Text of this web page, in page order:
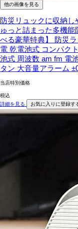
他の画像を見る
防災リュックに収納
ゅっと詰まった多機能
べる豪華特典】 防災
電 乾電池式 コンパク
池式 周波数 am fm 電
タン 大音量アラーム
当店特別価格
税込
詳細を見る
お気に入りに登録す